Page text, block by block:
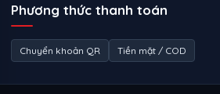
Phương thức thanh toán
Chuyển khoản QR Tiền mặt / COD